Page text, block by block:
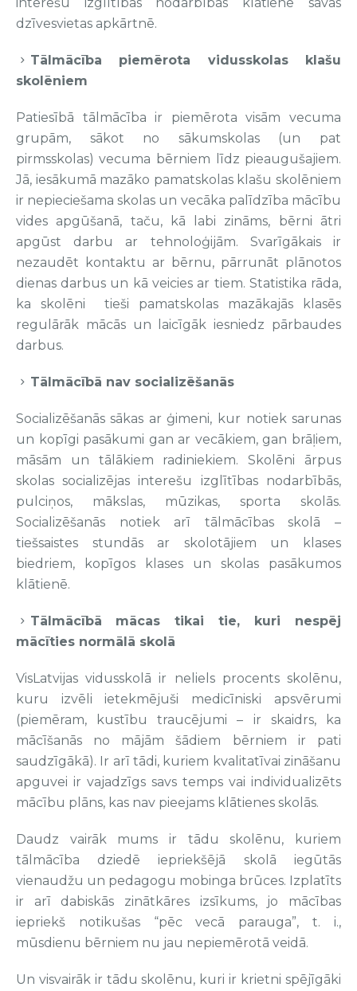
dzīvesvietas apkārtnē.
Tālmācība piemērota vidusskolas klašu
skolēniem
Patiesībā tālmācība ir piemērota visām vecuma
grupām, sākot no sākumskolas (un pat
pirmsskolas) vecuma bērniem līdz pieaugušajiem.
Jā, iesākumā mazāko pamatskolas klašu skolēniem
ir nepieciešama skolas un vecāka palīdzība mācību
vides apgūšanā, taču, kā labi zināms, bērni ātri
apgūst darbu ar tehnoloģijām. Svarīgākais ir
nezaudēt kontaktu ar bērnu, pārrunāt plānotos
dienas darbus un kā veicies ar tiem. Statistika rāda,
ka skolēni tieši pamatskolas mazākajās klasēs
regulārāk mācās un laicīgāk iesniedz pārbaudes
darbus.
Tālmācībā nav socializēšanās
Socializēšanās sākas ar ģimeni, kur notiek sarunas
un kopīgi pasākumi gan ar vecākiem, gan brāļiem,
māsām un tālākiem radiniekiem. Skolēni ārpus
skolas socializējas interešu izglītības nodarbībās,
pulciņos, mākslas, mūzikas, sporta skolās.
Socializēšanās notiek arī tālmācības skolā –
tiešsaistes stundās ar skolotājiem un klases
biedriem, kopīgos klases un skolas pasākumos
klātienē.
Tālmācībā mācas tikai tie, kuri nespēj
mācīties normālā skolā
VisLatvijas vidusskolā ir neliels procents skolēnu,
kuru izvēli ietekmējuši medicīniski apsvērumi
(piemēram, kustību traucējumi – ir skaidrs, ka
mācīšanās no mājām šādiem bērniem ir pati
saudzīgākā). Ir arī tādi, kuriem kvalitatīvai zināšanu
apguvei ir vajadzīgs savs temps vai individualizēts
mācību plāns, kas nav pieejams klātienes skolās.
Daudz vairāk mums ir tādu skolēnu, kuriem
tālmācība dziedē iepriekšējā skolā iegūtās
vienaudžu un pedagogu mobinga brūces. Izplatīts
ir arī dabiskās zinātkāres izsīkums, jo mācības
iepriekš notikušas “pēc vecā parauga”, t. i.,
mūsdienu bērniem nu jau nepiemērotā veidā.
Un visvairāk ir tādu skolēnu, kuri ir krietni spējīgāki